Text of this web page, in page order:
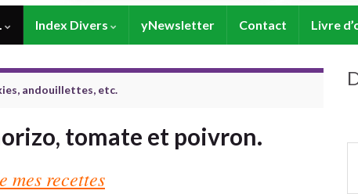
Index Divers yNewsletter Contact Livre
andouillettes, etc.
tomate et poivron.
mes recettes